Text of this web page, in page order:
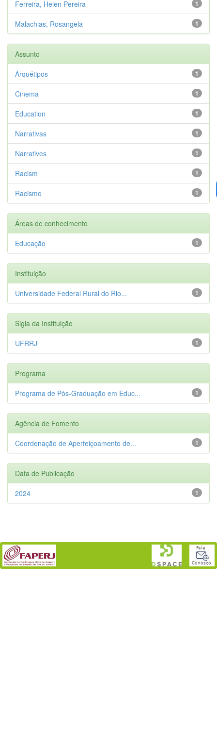
1
Ferreira, Helen Pereira
1
Malachias, Rosangela
Assunto
1
Arquétipos
1
Cinema
1
Education
1
Narrativas
1
Narratives
1
Racism
1
Racismo
Áreas de conhecimento
1
Educação
Instituição
1
Universidade Federal Rural do Rio...
Sigla da Instituição
1
UFRRJ
Programa
1
Programa de Pós-Graduação em Educ...
Agência de Fomento
1
Coordenação de Aperfeiçoamento de...
Data de Publicação
1
2024